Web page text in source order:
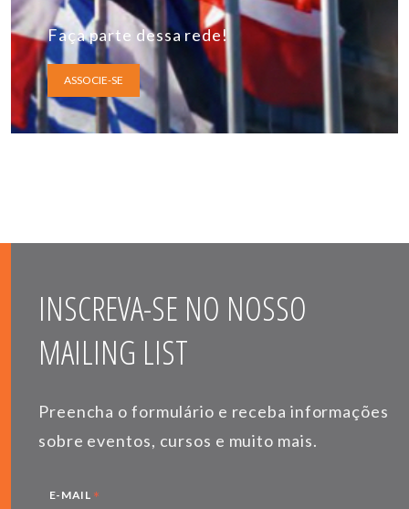
Faça parte dessa rede!
ASSOCIE-SE
INSCREVA-SE NO NOSSO
MAILING LIST
Preencha o formulário e receba informações
sobre eventos, cursos e muito mais.
E-MAIL *